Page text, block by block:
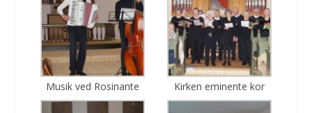
Musik ved Rosinante Kirken eminente kor